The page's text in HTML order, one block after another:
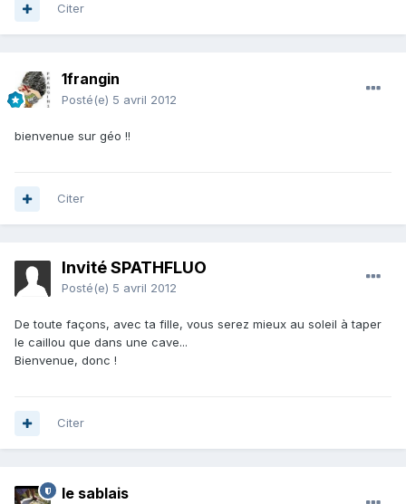
Citer
1frangin
Posté(e) 5 avril 2012
bienvenue sur géo !!
Citer
Invité SPATHFLUO
Posté(e) 5 avril 2012
De toute façons, avec ta fille, vous serez mieux au soleil à taper
le caillou que dans une cave...
Bienvenue, donc !
Citer
le sablais